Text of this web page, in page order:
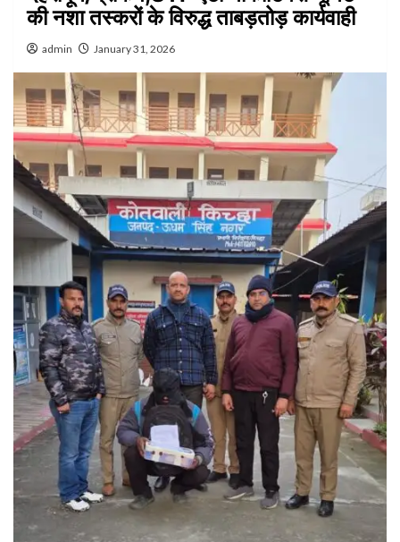
की नशा तस्करों के विरुद्ध ताबड़तोड़ कार्यवाही
admin January 31, 2026